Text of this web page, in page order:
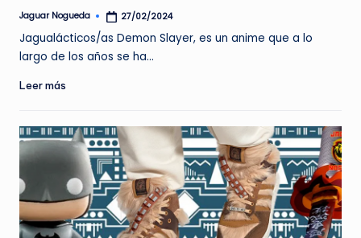
Publicado
Jaguar Nogueda 27/02/2024
Jagualácticos/as Demon Slayer, es un anime que a lo
largo de los años se ha…
Leer más